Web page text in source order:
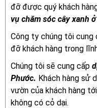
đỡ được quý khách
vụ chăm sóc cây xanh
Công ty chúng tôi cung
đỡ khách hàng trong
Chúng tôi sẽ cung cấp
Phước. Khách hàng sử
vườn của khách hàng
không có cỏ dại.